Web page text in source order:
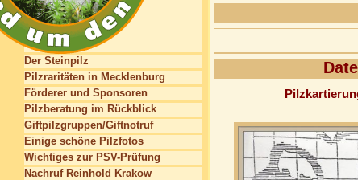
Der Steinpilz
Pilzraritäten in Mecklenburg
Förderer und Sponsoren
Pilzberatung im Rückblick
Giftpilzgruppen/Giftnotruf
Einige schöne Pilzfotos
Wichtiges zur PSV-Prüfung
Nachruf Reinhold Krakow